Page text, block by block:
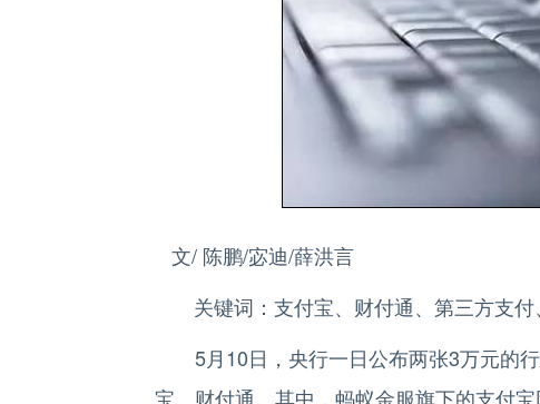
文/ 陈鹏/宓迪/薛洪言
关键词：支付宝、财付通、第三方支付
5月10日，央行一日公布两张3万元的行
宝、财付通。其中，蚂蚁金服旗下的支付